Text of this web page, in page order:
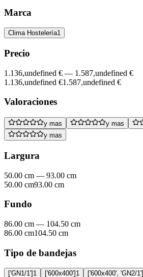
Marca
Clima Hostelería1
Precio
1.136,undefined € — 1.587,undefined €
1.136,undefined €1.587,undefined €
Valoraciones
y mas y mas
y mas
Largura
50.00 cm — 93.00 cm
50.00 cm93.00 cm
Fundo
86.00 cm — 104.50 cm
86.00 cm104.50 cm
Tipo de bandejas
['GN1/1'] 1 ['600x400'] 1 ['600x400', 'GN2/1']